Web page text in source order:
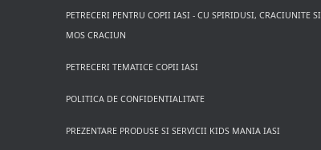
PETRECERI PENTRU COPII IASI - CU SPIRIDUSI, CRACIUNITE SI
MOS CRACIUN
PETRECERI TEMATICE COPII IASI
POLITICA DE CONFIDENTIALITATE
PREZENTARE PRODUSE SI SERVICII KIDS MANIA IASI